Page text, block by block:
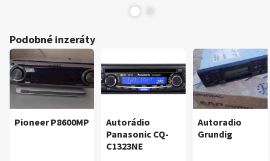
Podobné inzeráty
Pioneer P8600MP
Autorádio
Panasonic CQ-
C1323NE
Autoradio
Grundig